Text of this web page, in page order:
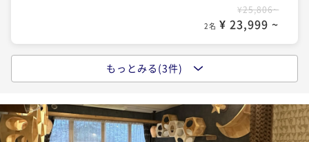
¥52,670~
2名 ¥ 48,983 ~
¥25,806~
2名 ¥ 23,999 ~
【朝食のみ】遅くまで観光を楽しみたい方、町で夕食
を楽しみたい方に嬉しい！22時までチェックインOK！
朝食付き 現地決済可 事前決済可
IN 15:00 - 18:00 OUT11:00
もっとみる(3件)